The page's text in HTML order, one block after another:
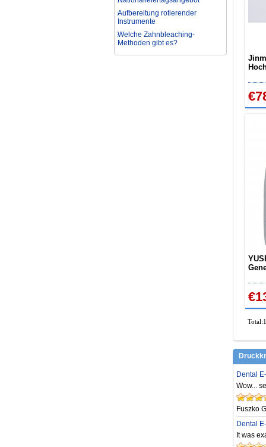
Aufbereitung rotierender
Instrumente
Welche Zahnbleaching-
Methoden gibt es?
Was ist bei der Aufbereitung von
Hand- und Winkelstücken zu
2/4
Dental
Wow...
Fuszko
Dental
It was